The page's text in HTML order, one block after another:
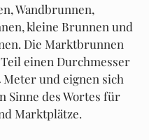
Wandbrunnen,
kleine Brunnen und
Die Marktbrunnen
einen Durchmesser
Meter und eignen sich
Sinne des Wortes für
Marktplätze.